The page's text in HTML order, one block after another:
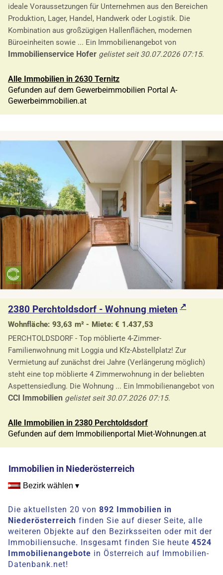
ideale Voraussetzungen für Unternehmen aus den Bereichen
Produktion, Lager, Handel, Handwerk oder Logistik. Die
Kombination aus großzügigen Hallenflächen, modernen
Büroeinheiten sowie ... Ein Immobilienangebot von
Immobilienservice Hofer gelistet seit 30.07.2026 07:15.
Alle Immobilien in 2630 Ternitz
Gefunden auf dem Gewerbeimmobilien Portal A-
Gewerbeimmobilien.at
2380 Perchtoldsdorf - Wohnung mieten
Wohnfläche: 93,63 m² - Miete: € 1.437,53
PERCHTOLDSDORF - Top möblierte 4-Zimmer-
Familienwohnung mit Loggia und Kfz-Abstellplatz! Zur
Vermietung auf zunächst drei Jahre (Verlängerung möglich)
steht eine top möblierte 4 Zimmerwohnung in der beliebten
Aspettensiedlung. Die Wohnung ... Ein Immobilienangebot von
CCI Immobilien gelistet seit 30.07.2026 07:15.
Alle Immobilien in 2380 Perchtoldsdorf
Gefunden auf dem Immobilienportal Miet-Wohnungen.at
Immobilien in Niederösterreich
Bezirk wählen ▾
Die aktuellsten 20 von892 Immobilien in
Niederösterreich finden Sie auf dieser Seite, alle
weiteren Objekte auf den Bezirksseiten oder mit der
Immobiliensuche. Insgesamt finden Sie heute4524
Immobilienangebote in Österreich auf Immobilien-
Datenbank.net!